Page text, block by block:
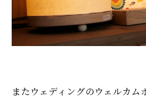
またウェディングのウェルカ